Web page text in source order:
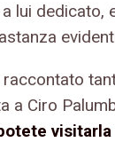
lui dedicato,
a Ciro